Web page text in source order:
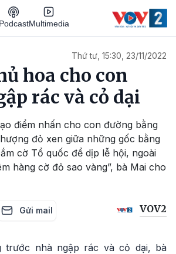
Multimedia
Thứ tư, 15:30, 23/11/2022
hoa cho con
rác và cỏ dại
điểm nhấn cho con đường bằng
đỏ xen giữa những gốc bằng
cờ Tổ quốc để dịp lễ hội, ngoài
hàng cờ đỏ sao vàng”, bà Mai cho
Gửi mail VOV2
trước nhà ngập rác và cỏ dại, bà